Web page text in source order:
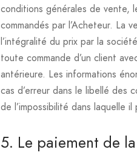
conditions générales de vente,
commandés par l’Acheteur. La
l’intégralité du prix par la
toute commande d’un client
antérieure. Les informations
cas d’erreur dans le libellé des
de l’impossibilité dans laquelle
5. Le paiement de